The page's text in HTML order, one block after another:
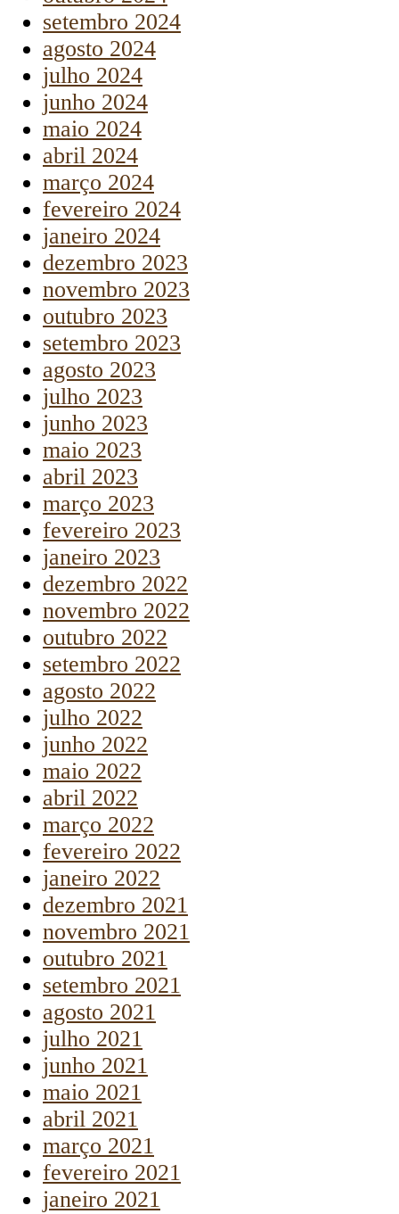
setembro 2024
agosto 2024
julho 2024
junho 2024
maio 2024
abril 2024
março 2024
fevereiro 2024
janeiro 2024
dezembro 2023
novembro 2023
outubro 2023
setembro 2023
agosto 2023
julho 2023
junho 2023
maio 2023
abril 2023
março 2023
fevereiro 2023
janeiro 2023
dezembro 2022
novembro 2022
outubro 2022
setembro 2022
agosto 2022
julho 2022
junho 2022
maio 2022
abril 2022
março 2022
fevereiro 2022
janeiro 2022
dezembro 2021
novembro 2021
outubro 2021
setembro 2021
agosto 2021
julho 2021
junho 2021
maio 2021
abril 2021
março 2021
fevereiro 2021
janeiro 2021